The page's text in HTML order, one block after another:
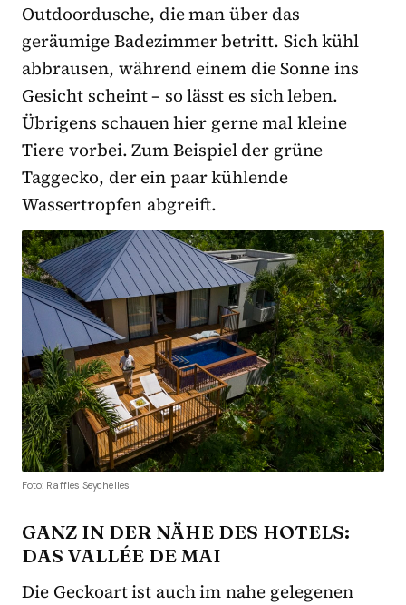
Outdoordusche, die man über das
geräumige Badezimmer betritt. Sich kühl
abbrausen, während einem die Sonne ins
Gesicht scheint – so lässt es sich leben.
Übrigens schauen hier gerne mal kleine
Tiere vorbei. Zum Beispiel der grüne
Taggecko, der ein paar kühlende
Wassertropfen abgreift.
Foto: Raffles Seychelles
GANZ IN DER NÄHE DES HOTELS:
DAS VALLÉE DE MAI
Die Geckoart ist auch im nahe gelegenen